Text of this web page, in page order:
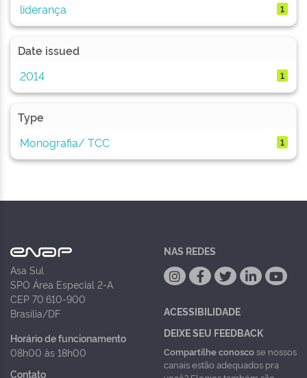
liderança 1
Date issued
2014
1
Type
Monografia/ TCC
1
Asa Sul
SPO Área Especial 2-A
CEP 70.610-900
Brasília/DF
Horário de funcionamento
08h00 às 18h00
Contato
NAS REDES
ACESSIBILIDADE
DEIXE SEU FEEDBACK
Compartilhe conoscose nossos
canais estão adequados pra